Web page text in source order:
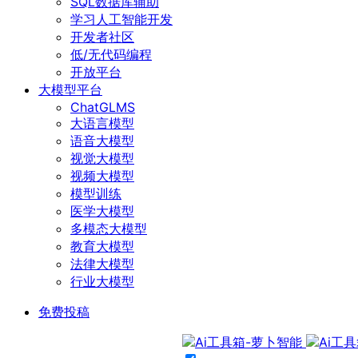
学习人工智能开发
开发者社区
低/无代码编程
开放平台
大模型平台
ChatGLMS
大语言模型
语音大模型
视觉大模型
视频大模型
模型训练
医学大模型
多模态大模型
教育大模型
法律大模型
行业大模型
免费投稿